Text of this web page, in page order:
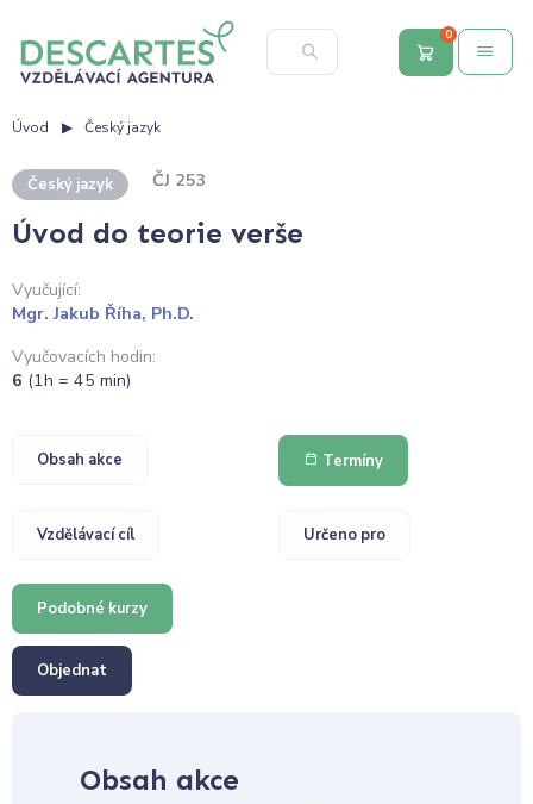
0
Úvod Český jazyk
Český jazyk ČJ 253
Úvod do teorie verše
Vyučující:
Mgr. Jakub Říha, Ph.D.
Vyučovacích hodin:
6 (1h = 45 min)
Obsah akce Termíny
Vzdělávací cíl Určeno pro
Podobné kurzy
Objednat
Obsah akce